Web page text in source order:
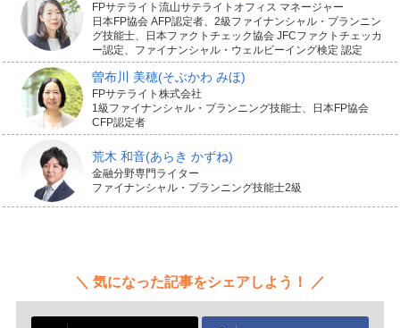
FPサテライト流山サテライトオフィス マネージャー
日本FP協会 AFP認定者、2級ファイナンシャル・プランニン
グ技能士、日本ファクトチェック協会 JFCファクトチェッカ
ー認定、ファイナンシャル・ウェルビーイング検定 認定
曽布川 美穂(そぶかわ みほ)
FPサテライト株式会社
1級ファイナンシャル・プランニング技能士、日本FP協会
CFP認定者
荒木 和音(あらき かずね)
金融分野専門ライター
ファイナンシャル・プランニング技能士2級
気になった記事をシェアしよう！